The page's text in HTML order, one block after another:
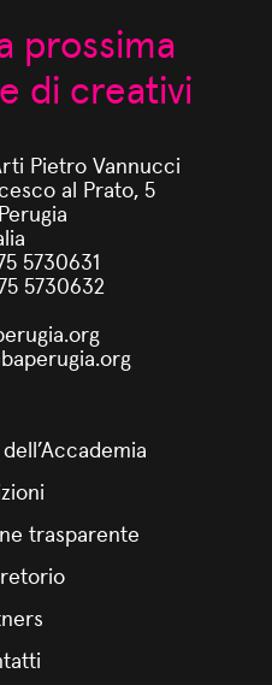
prossima
di creativi
Pietro Vannucci
al Prato, 5
5730631
5730632
trasparente